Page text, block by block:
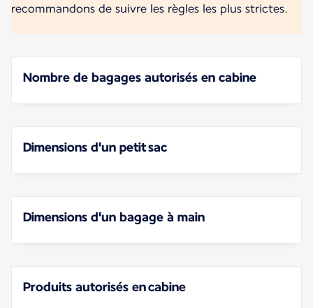
recommandons de suivre les règles les plus strictes.
Nombre de bagages autorisés en cabine
Dimensions d'un petit sac
Dimensions d'un bagage à main
Produits autorisés en cabine